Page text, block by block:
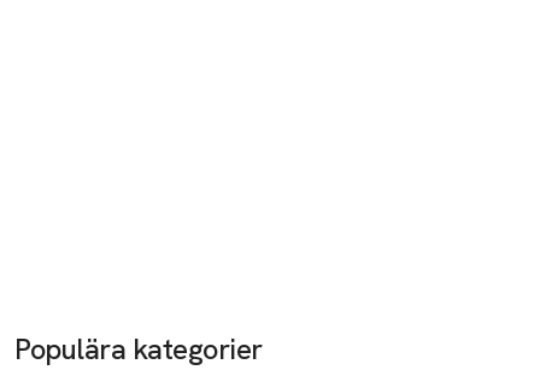
Populära kategorier